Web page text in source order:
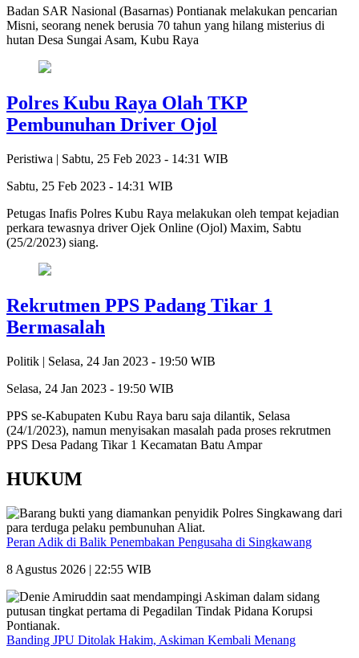
Badan SAR Nasional (Basarnas) Pontianak melakukan pencarian
Misni, seorang nenek berusia 70 tahun yang hilang misterius di
hutan Desa Sungai Asam, Kubu Raya
Polres Kubu Raya Olah TKP
Pembunuhan Driver Ojol
Peristiwa | Sabtu, 25 Feb 2023 - 14:31 WIB
Sabtu, 25 Feb 2023 - 14:31 WIB
Petugas Inafis Polres Kubu Raya melakukan oleh tempat kejadian
perkara tewasnya driver Ojek Online (Ojol) Maxim, Sabtu
(25/2/2023) siang.
Rekrutmen PPS Padang Tikar 1
Bermasalah
Politik | Selasa, 24 Jan 2023 - 19:50 WIB
Selasa, 24 Jan 2023 - 19:50 WIB
PPS se-Kabupaten Kubu Raya baru saja dilantik, Selasa
(24/1/2023), namun menyisakan masalah pada proses rekrutmen
PPS Desa Padang Tikar 1 Kecamatan Batu Ampar
HUKUM
Peran Adik di Balik Penembakan Pengusaha di Singkawang
8 Agustus 2026 | 22:55 WIB
Banding JPU Ditolak Hakim, Askiman Kembali Menang